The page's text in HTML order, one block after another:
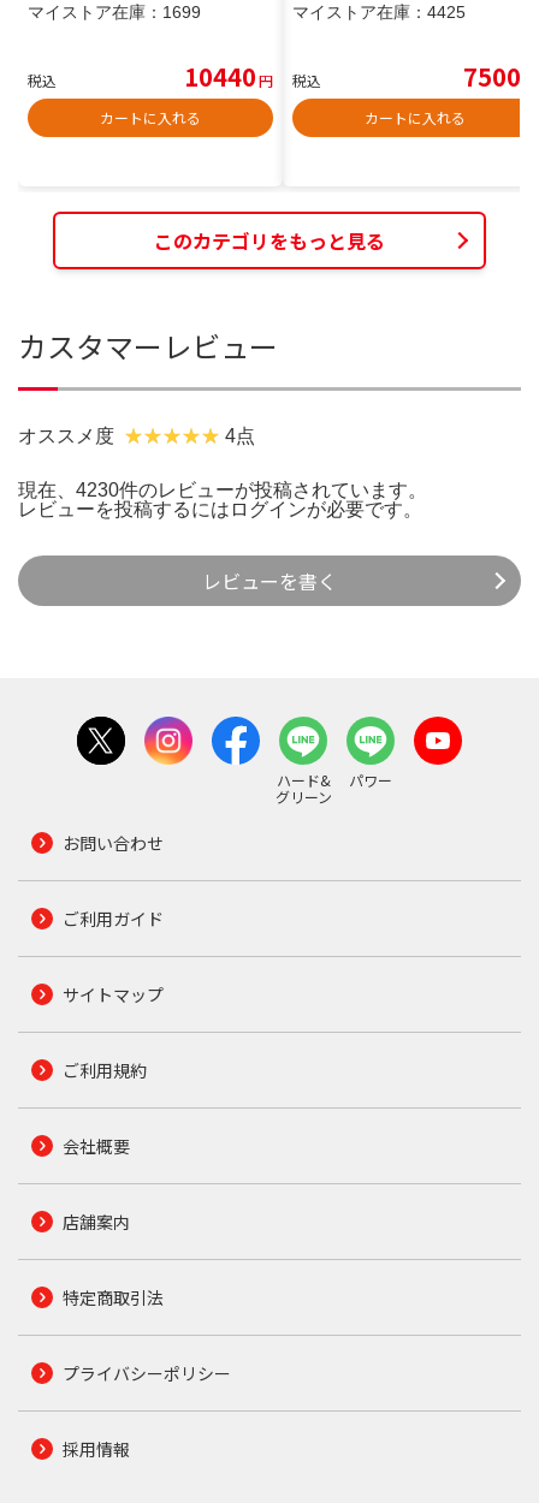
マイストア在庫： 1699
税込 10440円
カートに入れる
マイストア在庫： 4425
税込 7500
カートに入れる
このカテゴリをもっと見る
カスタマーレビュー
オススメ度 4点
現在、4230件のレビューが投稿されています。
レビューを投稿するには ログインが必要です。
レビューを書く
ハード&
グリーン
パワー
お問い合わせ
ご利用ガイド
サイトマップ
ご利用規約
会社概要
店舗案内
特定商取引法
プライバシーポリシー
採用情報